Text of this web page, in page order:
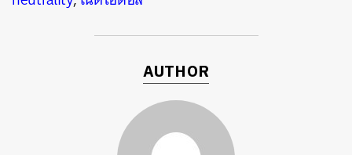
AUTHOR